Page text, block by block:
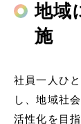
地域
施
社員⼀⼈ひ
し、地域社
活性化を⽬